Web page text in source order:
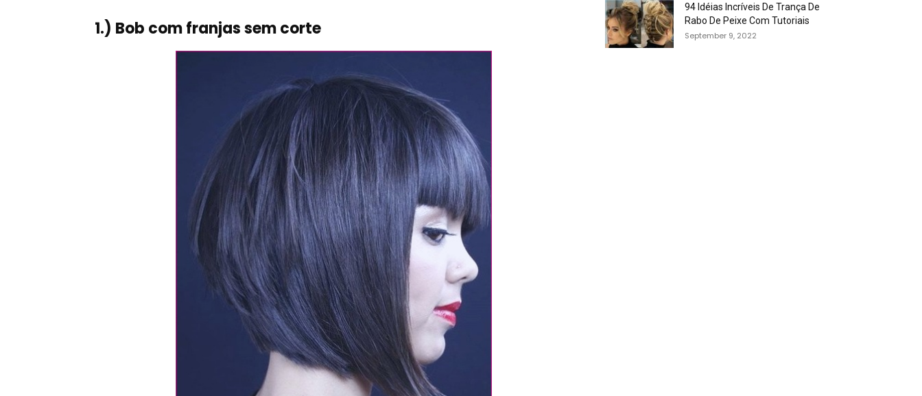
1.) Bob com franjas sem corte
94 Idéias Incríveis De Trança De
Rabo De Peixe Com Tutoriais
September 9, 2022